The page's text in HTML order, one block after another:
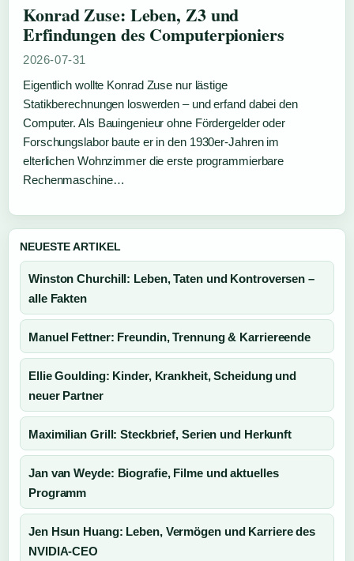
Konrad Zuse: Leben, Z3 und
Erfindungen des Computerpioniers
2026-07-31
Eigentlich wollte Konrad Zuse nur lästige
Statikberechnungen loswerden – und erfand dabei den
Computer. Als Bauingenieur ohne Fördergelder oder
Forschungslabor baute er in den 1930er-Jahren im
elterlichen Wohnzimmer die erste programmierbare
Rechenmaschine…
NEUESTE ARTIKEL
Winston Churchill: Leben, Taten und Kontroversen –
alle Fakten
Manuel Fettner: Freundin, Trennung & Karriereende
Ellie Goulding: Kinder, Krankheit, Scheidung und
neuer Partner
Maximilian Grill: Steckbrief, Serien und Herkunft
Jan van Weyde: Biografie, Filme und aktuelles
Programm
Jen Hsun Huang: Leben, Vermögen und Karriere des
NVIDIA-CEO